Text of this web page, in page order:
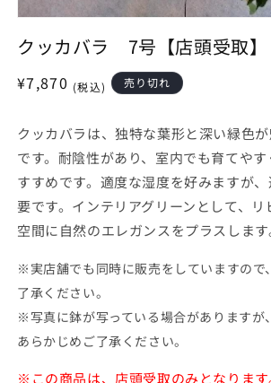
ー
ダ
で
ィ
ア
(1)
を
開
く
クッカバラ 7号【店頭受取】
通
価
格
¥7,870 (税込) 売り切れ
クッカバラは、独特な葉形と深い緑色
です。耐陰性があり、室内でも育てや
すすめです。適度な湿度を好みますが
要です。インテリアグリーンとして、リ
空間に自然のエレガンスをプラスします
※実店舗でも同時に販売をしていますので
了承ください。
※写真に鉢が写っている場合がありますが
あらかじめご了承ください。
※この商品は、店頭受取のみとなりま